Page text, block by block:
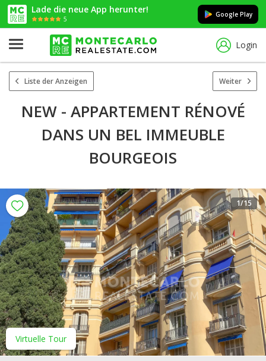
Lade die neue App herunter!
5
Google Play
Login
Liste der Anzeigen Weiter
NEW - APPARTEMENT RÉNOVÉ
DANS UN BEL IMMEUBLE
BOURGEOIS
Virtuelle Tour
1/15